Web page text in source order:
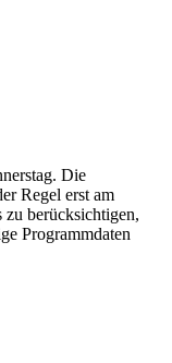
Die
Regel erst am
berücksichtigen,
Programmdaten